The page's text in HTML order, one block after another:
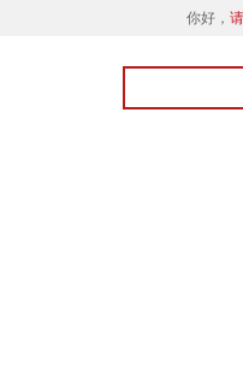
你好，